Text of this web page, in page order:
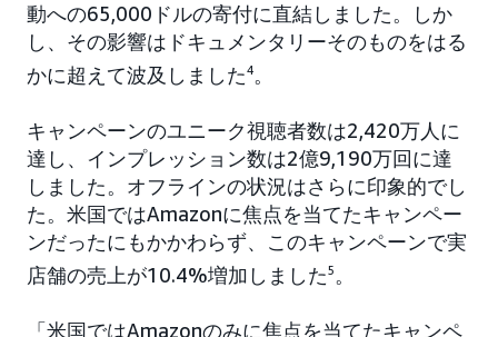
動への65,000ドルの寄付に直結しました。しか
し、その影響はドキュメンタリーそのものをはる
かに超えて波及しました4。
キャンペーンのユニーク視聴者数は2,420万人に
達し、インプレッション数は2億9,190万回に達
しました。オフラインの状況はさらに印象的でし
た。米国ではAmazonに焦点を当てたキャンペー
ンだったにもかかわらず、このキャンペーンで実
店舗の売上が10.4%増加しました5 。
「米国ではAmazonのみに焦点を当てたキャンペ